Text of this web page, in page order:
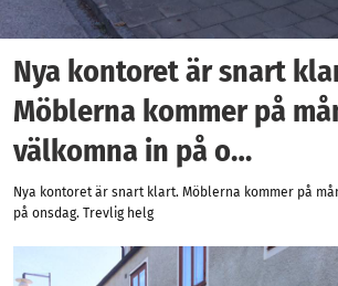
Nya kontoret är snart
Möblerna kommer på
välkomna in på o…
Nya kontoret är snart klart. Möblerna kommer på
på onsdag. Trevlig helg